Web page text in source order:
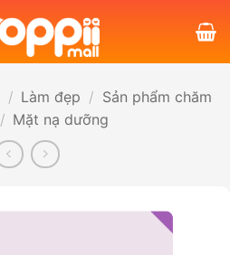
/ Làm đẹp / Sản phẩm chăm
/ Mặt nạ dưỡng